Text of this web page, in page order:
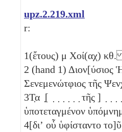
upz.2.219.xml
r:
1(ἔτους) μ Χοί(αχ) κθ
2 (hand 1) Διον[ύσιος
Σενεμενώτφιος τῆς
3Τ̣α ̣[ ̣ ̣ ̣ ̣ ̣ ̣ τῆς ] ̣ ̣ ̣ ̣ ̣ ̣]
ὑποτεταγμένον
4[διʼ οὗ ὑφίσταντο